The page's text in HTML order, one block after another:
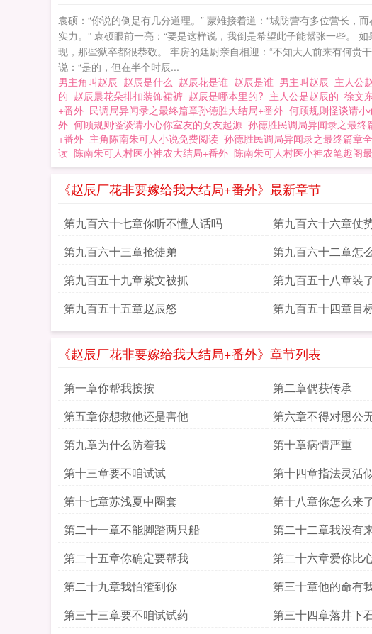
袁硕：“你说的倒是有几分道理。” 蒙雉接着道：“城防营有多位营长
实力。” 袁硕眼前一亮：“要是这样说，我倒是希望此子能嚣张一些。
现，那些狱卒都很恭敬。 牢房的廷尉亲自相迎：“不知大人前来有何贵
说：“是的，但在半个时辰...
男主角叫赵辰 赵辰是什么 赵辰花是谁 赵辰是谁 男主叫赵辰 主人公
的 赵辰晨花朵排扣装饰裙裤 赵辰是哪本里的? 主人公是赵辰的 徐文
+番外 民调局异闻录之最终篇章孙德胜大结局+番外 何顾规则怪谈请
外 何顾规则怪谈请小心你室友的女友起源 孙德胜民调局异闻录之最终
+番外 主角陈南朱可人小说免费阅读 孙德胜民调局异闻录之最终篇章
读 陈南朱可人村医小神农大结局+番外 陈南朱可人村医小神农笔趣阁
《赵辰厂花非要嫁给我大结局+番外》最新章节
第九百六十七章你听不懂人话吗 第九百六十六章仗
第九百六十三章抢徒弟
第九百六十二章怎
第九百五十九章紫文被抓
第九百五十八章装
第九百五十五章赵辰怒
第九百五十四章目
《赵辰厂花非要嫁给我大结局+番外》章节列表
第一章你帮我按按 第二章偶获传承
第五章你想救他还是害他
第六章不得对恩公
第九章为什么防着我
第十章病情严重
第十三章要不咱试试
第十四章指法灵活
第十七章苏浅夏中圈套
第十八章你怎么来
第二十一章不能脚踏两只船
第二十二章我没有
第二十五章你确定要帮我
第二十六章爱你比
第二十九章我怕渣到你
第三十章他的命有
第三十三章要不咱试试药
第三十四章落井下